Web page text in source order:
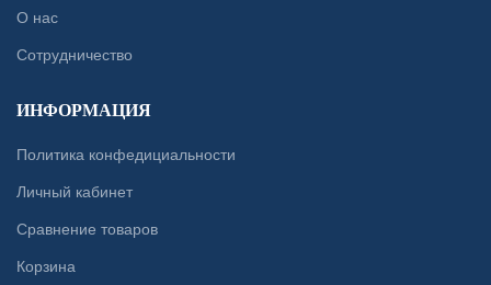
О нас
Сотрудничество
ИНФОРМАЦИЯ
Политика конфедициальности
Личный кабинет
Сравнение товаров
Корзина